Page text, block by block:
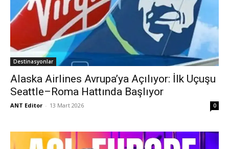
Destinasyonlar
Alaska Airlines Avrupa’ya Açılıyor: İlk Uçuşu
Seattle–Roma Hattında Başlıyor
ANT Editor - 13 Mart 2026 0